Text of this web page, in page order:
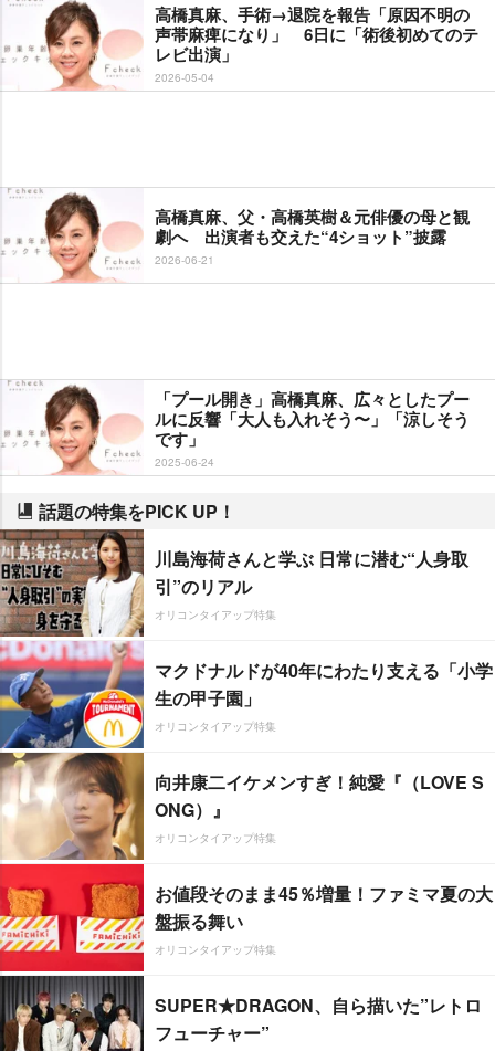
高橋真麻、手術→退院を報告「原因不明の
声帯麻痺になり」 6日に「術後初めてのテ
レビ出演」
2026-05-04
高橋真麻、父・高橋英樹＆元俳優の母と観
劇へ 出演者も交えた“4ショット”披露
2026-06-21
「プール開き」高橋真麻、広々としたプー
ルに反響「大人も入れそう〜」「涼しそう
です」
2025-06-24
話題の特集をPICK UP！
川島海荷さんと学ぶ 日常に潜む“人身取
引”のリアル
オリコンタイアップ特集
マクドナルドが40年にわたり支える「小学
生の甲子園」
オリコンタイアップ特集
向井康二イケメンすぎ！純愛『（LOVE S
ONG）』
オリコンタイアップ特集
お値段そのまま45％増量！ファミマ夏の大
盤振る舞い
オリコンタイアップ特集
SUPER★DRAGON、自ら描いた”レトロ
フューチャー”